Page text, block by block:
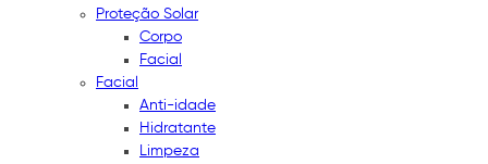
Proteção Solar
Corpo
Facial
Facial
Anti-idade
Hidratante
Limpeza